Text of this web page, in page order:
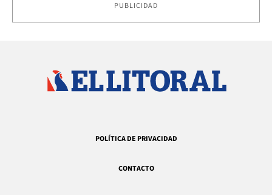
PUBLICIDAD
POLÍTICA DE PRIVACIDAD
CONTACTO